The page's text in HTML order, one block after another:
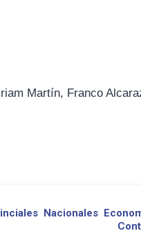
Martín, Franco
Nacionales